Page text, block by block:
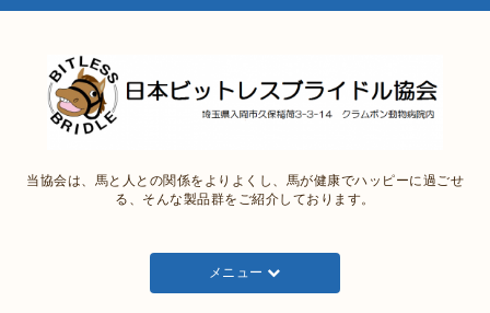
当協会は、馬と人との関係をよりよくし、馬が健康でハッピーに過ごせ
る、そんな製品群をご紹介しております。
メニュー